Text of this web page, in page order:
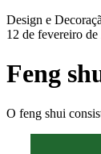
Design e
12 de fevereiro
Feng
O feng shui